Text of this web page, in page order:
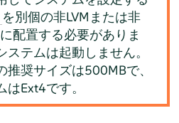
を別個の非LVMまたは非
配置する必要がありま
テムは起動しません。
奨サイズは500MBで、
Ext4です。